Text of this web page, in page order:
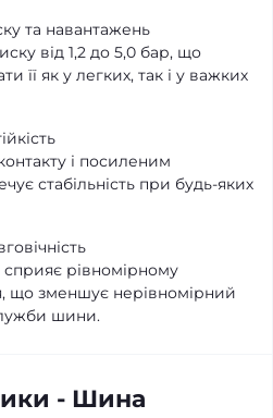
та навантажень
від 1,2 до 5,0 бар, що
її як у легких, так і у важких
і посиленим
стабільність при будь-яких
сприяє рівномірному
що зменшує нерівномірний
шини.
- Шина